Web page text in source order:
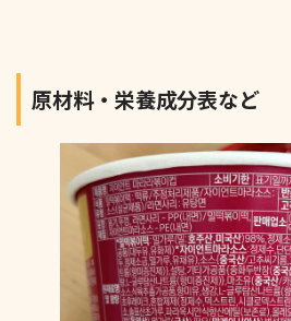
原材料・栄養成分表など